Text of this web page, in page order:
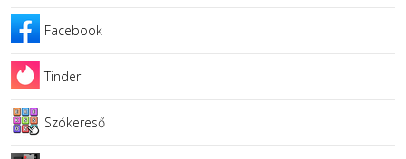
Facebook
Tinder
Szókereső